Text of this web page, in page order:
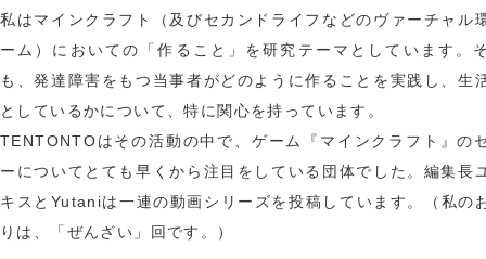
私はマインクラフト（及びセカンドライフなどのヴァーチャル
ーム）においての「作ること」を研究テーマとしています。
も、発達障害をもつ当事者がどのように作ることを実践し、生
としているかについて、特に関心を持っています。
TENTONTOはその活動の中で、ゲーム『マインクラフト』の
ーについてとても早くから注目をしている団体でした。編集長
キスとYutaniは一連の動画シリーズを投稿しています。（私の
りは、「ぜんざい」回です。）